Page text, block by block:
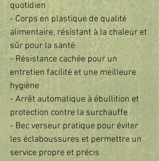
quotidien
- Corps en plastique de qualité
alimentaire, résistant à la chaleur et
sûr pour la santé
- Résistance cachée pour un
entretien facilité et une meilleure
hygiène
- Arrêt automatique à ébullition et
protection contre la surchauffe
- Bec verseur pratique pour éviter
les éclaboussures et permettre un
service propre et précis